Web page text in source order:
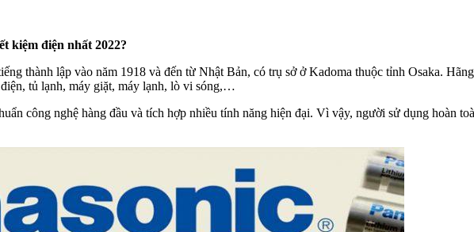
Điện
kiệm điện nhất 2022?
thành lập vào năm 1918 và đến từ Nhật Bản, có trụ sở ở Kadoma thuộc tỉnh Osaka.
tủ lạnh, máy giặt, máy lạnh, lò vi sóng,…
công nghệ hàng đầu và tích hợp nhiều tính năng hiện đại. Vì vậy, người sử dụng hoàn